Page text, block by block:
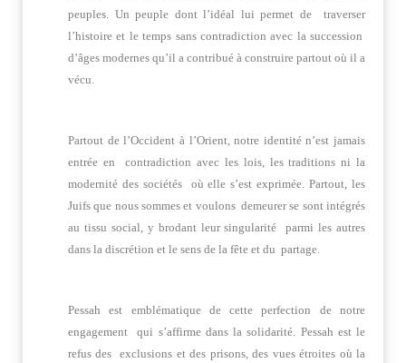
peuples. Un peuple dont l’idéal lui permet de traverser
l’histoire et le temps sans contradiction avec la succession
d’âges modernes qu’il a contribué à construire partout où il a
vécu.
Partout de l’Occident à l’Orient, notre identité n’est jamais
entrée en contradiction avec les lois, les traditions ni la
modernité des sociétés où elle s’est exprimée. Partout, les
Juifs que nous sommes et voulons demeurer se sont intégrés
au tissu social, y brodant leur singularité parmi les autres
dans la discrétion et le sens de la fête et du partage.
Pessah est emblématique de cette perfection de notre
engagement qui s’affirme dans la solidarité. Pessah est le
refus des exclusions et des prisons, des vues étroites où la